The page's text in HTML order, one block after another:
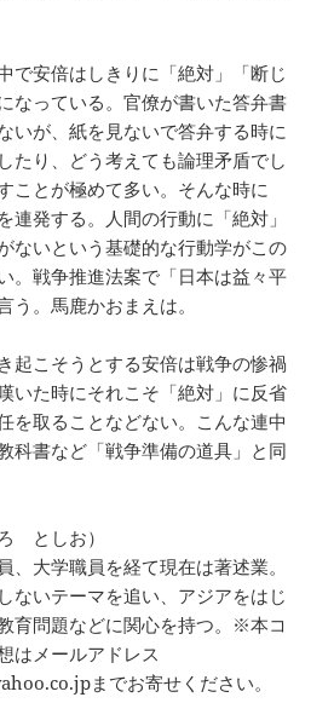
で安倍はしきりに「絶対」「断じ
なっている。官僚が書いた答弁書
いが、紙を見ないで答弁する時に
たり、どう考えても論理矛盾でし
ことが極めて多い。そんな時に
連発する。人間の行動に「絶対」
ないという基礎的な行動学がこの
。戦争推進法案で「日本は益々平
う。馬鹿かおまえは。
起こそうとする安倍は戦争の惨禍
いた時にそれこそ「絶対」に反省
を取ることなどない。こんな連中
科書など「戦争準備の道具」と同
としお）
、大学職員を経て現在は著述業。
ないテーマを追い、アジアをはじ
育問題などに関心を持つ。※本コ
はメールアドレス
までお寄せください。